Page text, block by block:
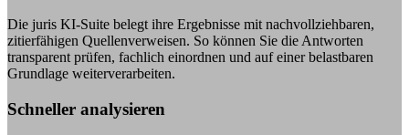
Die juris KI-Suite belegt ihre Ergebnisse mit nachvollziehbaren,
zitierfähigen Quellenverweisen. So können Sie die Antworten
transparent prüfen, fachlich einordnen und auf einer belastbaren
Grundlage weiterverarbeiten.
Schneller analysieren